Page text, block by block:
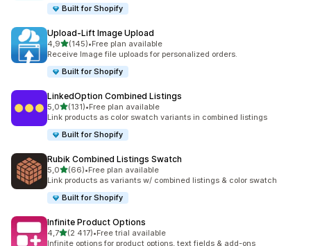
Built for Shopify
Upload‑Lift Image Upload
4,9/ 5 tähteä
(145)
145 arvostelua yhteensä
•Free plan available
Receive Image file uploads for personalized orders.
Built for Shopify
LinkedOption Combined Listings
5,0/ 5 tähteä
(131)
131 arvostelua yhteensä
•Free plan available
Link products as color swatch variants in combined listings
Built for Shopify
Rubik Combined Listings Swatch
5,0/ 5 tähteä
(66)
66 arvostelua yhteensä
•Free plan available
Link products as variants w/ combined listings & color swatch
Built for Shopify
Infinite Product Options
4,7/ 5 tähteä
(2 417)
2417 arvostelua yhteensä
•Free trial available
Infinite options for product options, text fields & add-ons